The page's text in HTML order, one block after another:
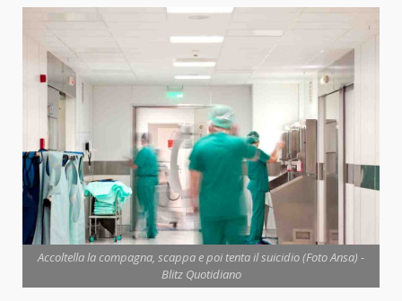
Accoltella la compagna, scappa e poi tenta il suicidio (Foto Ansa) -
Blitz Quotidiano